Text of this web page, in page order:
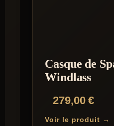
Casque de
Windlass
279,00€
Voir le produit →